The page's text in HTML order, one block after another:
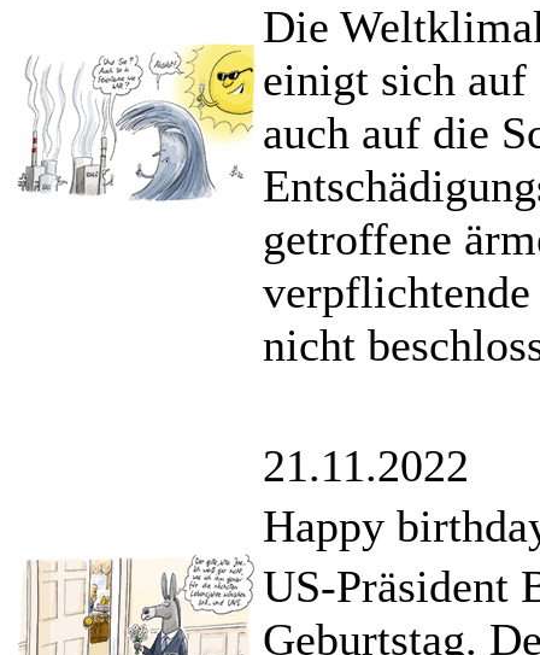
Die
einigt sich auf
auch auf die
getroffene
verpflichtende
nicht
21.11.2022
Happy
US-Präsident
Geburtstag.